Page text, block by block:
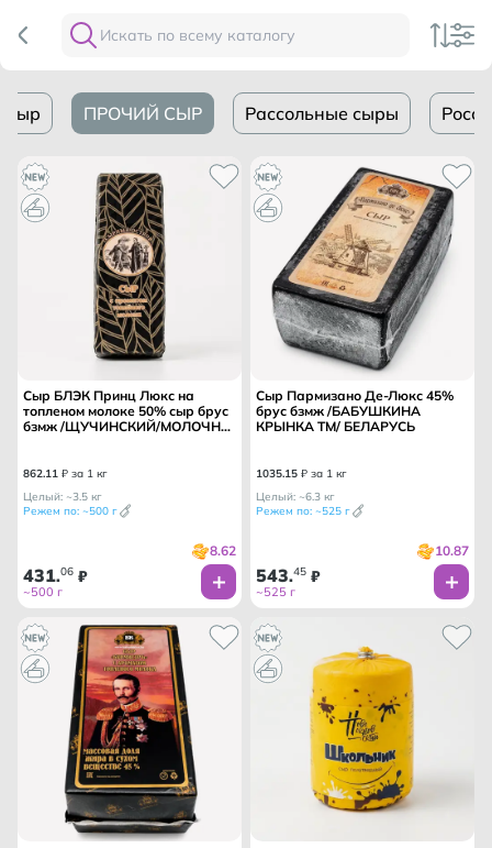
сыр ПРОЧИЙ СЫР Рассольные сыры
Сыр БЛЭК Принц Люкс на
топленом молоке 50% сыр брус
бзмж /ЩУЧИНСКИЙ/МОЛОЧН
862.11 ₽ за 1 кг
Целый: ~3.5 кг
Режем по: ~500 г
8.62
431.06 ₽
~500 г
Сыр Пармизано Де-Люкс 45%
брус бзмж /БАБУШКИНА
КРЫНКА ТМ/ БЕЛАРУСЬ
1035.15 ₽ за 1 кг
Целый: ~6.3 кг
Режем по: ~525 г
10.87
543.45 ₽
~525 г